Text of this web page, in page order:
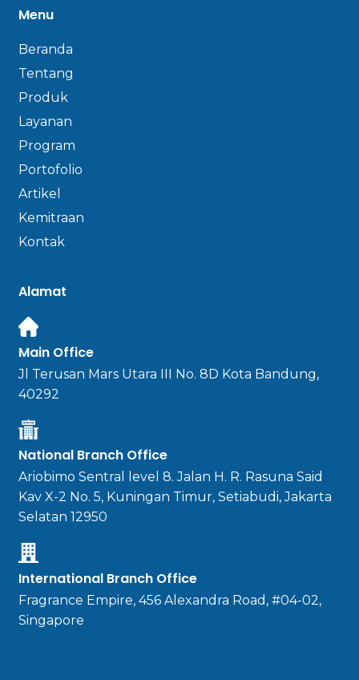
Menu
Beranda
Tentang
Produk
Layanan
Program
Portofolio
Artikel
Kemitraan
Kontak
Alamat
Main Office
Jl Terusan Mars Utara III No. 8D Kota Bandung,
40292
National Branch Office
Ariobimo Sentral level 8. Jalan H. R. Rasuna Said
Kav X-2 No. 5, Kuningan Timur, Setiabudi, Jakarta
Selatan 12950
International Branch Office
Fragrance Empire, 456 Alexandra Road, #04-02,
Singapore